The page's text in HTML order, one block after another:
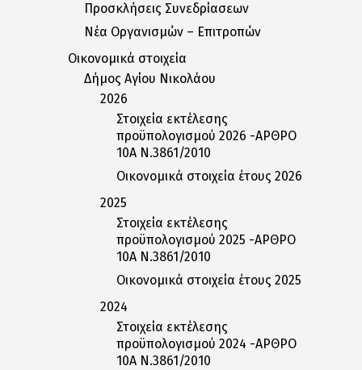
Προσκλήσεις Συνεδρίασεων
Nέα Oργανισμών – Eπιτροπών
Οικονομικά στοιχεία
Δήμος Αγίου Νικολάου
2026
Στοιχεία εκτέλεσης
προϋπολογισμού 2026 -ΑΡΘΡΟ
10Α Ν.3861/2010
Οικονομικά στοιχεία έτους 2026
2025
Στοιχεία εκτέλεσης
προϋπολογισμού 2025 -ΑΡΘΡΟ
10Α Ν.3861/2010
Οικονομικά στοιχεία έτους 2025
2024
Στοιχεία εκτέλεσης
προϋπολογισμού 2024 -ΑΡΘΡΟ
10Α Ν.3861/2010